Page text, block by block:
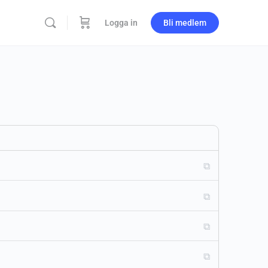
Logga in Bli medlem
⧉
⧉
⧉
⧉